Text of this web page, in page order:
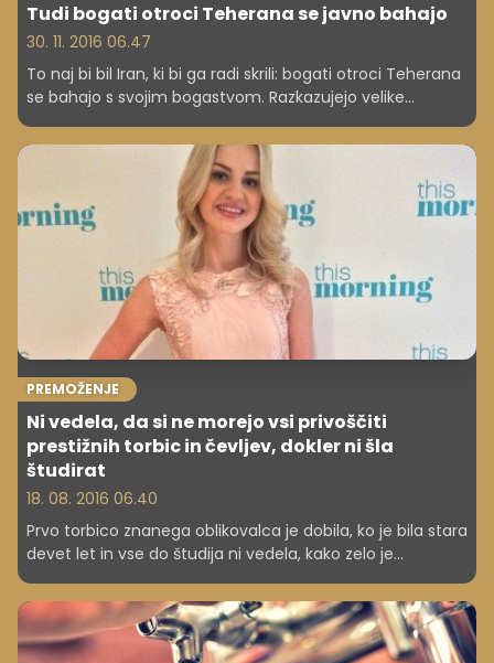
Tudi bogati otroci Teherana se javno bahajo
30. 11. 2016 06.47
To naj bi bil Iran, ki bi ga radi skrili: bogati otroci Teherana
se bahajo s svojim bogastvom. Razkazujejo velike
bazene, superavtomobile in milijonske dvorce.
PREMOŽENJE
Ni vedela, da si ne morejo vsi privoščiti
prestižnih torbic in čevljev, dokler ni šla
študirat
18. 08. 2016 06.40
Prvo torbico znanega oblikovalca je dobila, ko je bila stara
devet let in vse do študija ni vedela, kako zelo je
bogastva in da je njeno življenje težko, saj njeni starši
pričakujejo, da je popolna.